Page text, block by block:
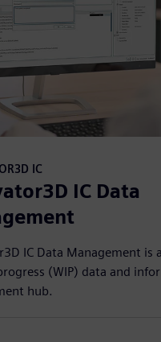
IC
IC Data
IC Data Management is
(WIP) data and
hub.